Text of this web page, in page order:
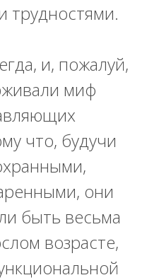
трудностями.
и, пожалуй,
миф
что, будучи
они
быть весьма
возрасте,